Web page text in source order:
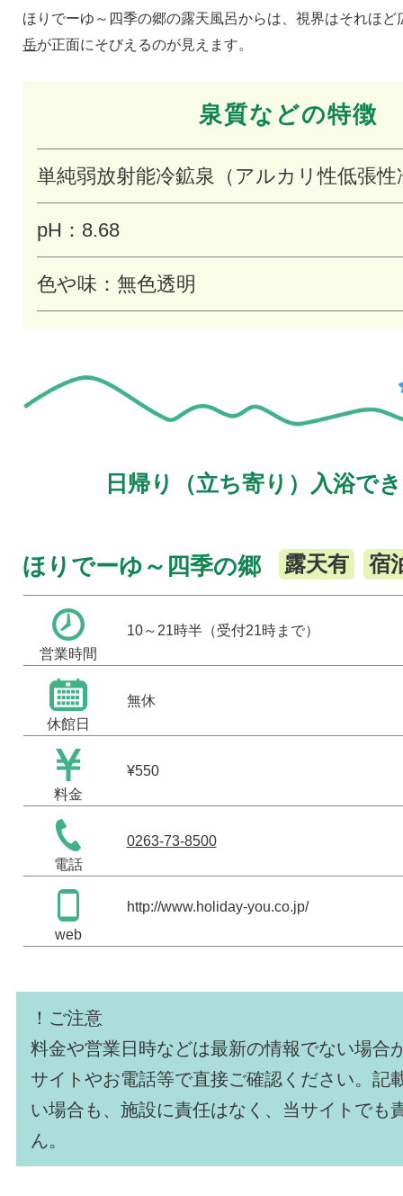
ほりでーゆ～四季の郷の露天風呂からは、視界はそれほど
岳が正面にそびえるのが見えます。
泉質などの特徴
単純弱放射能冷鉱泉（アルカリ性低張性
pH：8.68
色や味：無色透明
日帰り（立ち寄り）入浴で
ほりでーゆ～四季の郷 露天有 宿
営業時間
10～21時半（受付21時まで）
休館日
無休
料金
¥550
電話
0263-73-8500
web
http://www.holiday-you.co.jp/
！ご注意
料金や営業日時などは最新の情報でない場合
サイトやお電話等で直接ご確認ください。記
い場合も、施設に責任はなく、当サイトでも
ん。